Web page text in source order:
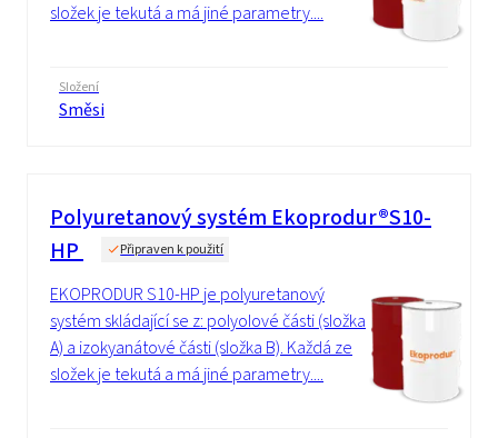
složek je tekutá a má jiné parametry....
Složení
Směsi
Polyuretanový systém Ekoprodur®S10-
HP
Připraven k použití
EKOPRODUR S10-HP je polyuretanový
systém skládající se z: polyolové části (složka
A) a izokyanátové části (složka B). Každá ze
složek je tekutá a má jiné parametry....